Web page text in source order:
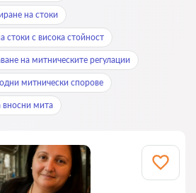
на стоки
с висока стойност
на митническите регулации
митнически спорове
вносни мита